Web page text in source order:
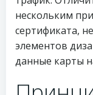
нескольким
сертификата,
элементов
данные карты